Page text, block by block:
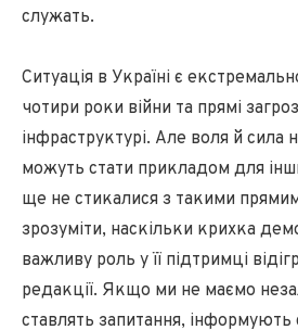
служать.
Ситуація в Україні є
чотири роки війни та прямі
інфраструктурі. Але воля й сила
можуть стати прикладом для
ще не стикалися з такими
зрозуміти, наскільки крихка
важливу роль у її підтримці
редакції. Якщо ми не маємо
ставлять запитання, інформують